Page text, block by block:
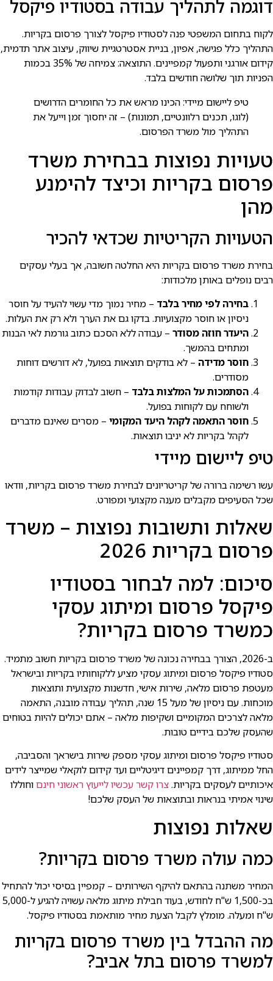
דוגמה לתהליך עבודה בסטודיו פיקסל
לקוח בתחום המשפטי פנה לסטודיו פיקסל לצורך פרסום בקריות.
התהליך כלל פגישה, אפיון, בניית אסטרטגיית שיווק, עיצוב אתר תדמית,
קידום אורגני ותפעול קמפיינים. התוצאה: צמיחה של 35% בכמות
הפניות תוך שלושה חודשים בלבד.
טיפ ליישום מיידי: הכינו מראש את כל החומרים הדרושים
(לוגו, תכנים רלוונטיים, תמונות) – זה יחסוך זמן וייעל את
התהליך מול משרד הפרסום.
טעויות נפוצות בבחירת משרד
פרסום בקריות וכיצד להימנע
מהן
הטעויות הקריטיות שכדאי להכיר
בחירת משרד פרסום בקריות היא החלטה חשובה, אך בעלי עסקים
רבים נופלים באותן מלכודות:
בחירה לפי מחיר בלבד – מחיר נמוך מדי עשוי להעיד על חוסר
ניסיון או חוסר מקצועיות. בדקו גם את הערך ולא רק את העלות.
היעדר חוזה מסודר – עבודה ללא הסכם כתוב גורמת לאי הבנות
ומתחים בהמשך.
חוסר מדידה – לא בודקים תוצאות בפועל, לא דורשים דוחות
מסודרים.
הסתמכות על המלצות בלבד – חשוב לבדוק עבודות קודמות
ולשוחח עם לקוחות בפועל.
חוסר התאמה לקהל היעד המקומי – מסרים שאינם מדברים
לקהל בקריות לא יניבו תוצאות.
טיפ ליישום מיידי
עשו רשימה ברורה של קריטריונים לבחירת משרד פרסום בקריות, וודאו
שכל הסעיפים מקבלים מענה מקצועי ומפורט.
שאלות ותשובות נפוצות – משרד
פרסום בקריות 2026
סיכום: למה לבחור בסטודיו
פיקסל פרסום ומיתוג עסקי
כמשרד פרסום בקריות?
ב-2026, הצורך בבחירה נכונה של משרד פרסום בקריות חשוב מתמיד.
סטודיו פיקסל פרסום ומיתוג עסקי מציע ללקוחותיו בקריות ובישראל
מעטפת פרסום מלאה, שירות אישי, חדשנות מקצועית ותוצאות
מוכחות. עם ניסיון של מעל 15 שנה, תהליך עבודה מובנה, התאמה
מלאה לצרכים המקומיים ושקיפות מלאה – אתם יכולים להיות בטוחים
שהעסק שלכם בידיים טובות.
סטודיו פיקסל פרסום ומיתוג עסקי מספק שירות בישראך והסביבה,
החל ממיתוג, דרך קמפיינים דיגיטליים ועד קידום לוקאלי שמייצר לידים
איכותיים לעסקים בקריות.צרו קשר עכשיו לייעוץ ראשוני חינםוחוללו
שינוי אמיתי בנראות ובתוצאות של העסק שלכם!
שאלות נפוצות
כמה עולה משרד פרסום בקריות?
המחיר משתנה בהתאם להיקף השירותים – קמפיין בסיסי יכול להתחיל
בכ-1,500 ש"ח לחודש, בעוד חבילת מיתוג מלאה עשויה להגיע ל-5,000
ש"ח ומעלה. מומלץ לקבל הצעת מחיר מותאמת בסטודיו פיקסל.
מה ההבדל בין משרד פרסום בקריות
למשרד פרסום בתל אביב?